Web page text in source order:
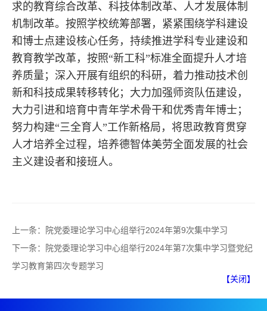
求的教育综合改革、科技体制改革、人才发展体制
机制改革。按照学校统筹部署，紧紧围绕学科建设
和博士点建设核心任务，持续推进学科专业建设和
教育教学改革，按照“新工科”标准全面提升人才培
养质量；深入开展有组织的科研，着力推动技术创
新和科技成果转移转化；大力加强师资队伍建设，
大力引进和培育中青年学术骨干和优秀青年博士；
努力构建“三全育人”工作新格局，将思政教育贯穿
人才培养全过程，培养德智体美劳全面发展的社会
主义建设者和接班人。
上一条：
院党委理论学习中心组举行2024年第9次集中学习
下一条：
院党委理论学习中心组举行2024年第7次集中学习暨党纪
学习教育第四次专题学习
【关闭】